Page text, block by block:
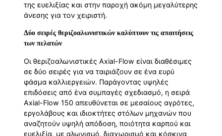
της ευελιξίας και στην παροχή ακόμη μεγαλύτερης
άνεσης για τον χειριστή.
Δύο σειρές θεριζοαλωνιστικών καλύπτουν τις απαιτήσεις
των πελατών
Οι θεριζοαλωνιστικές Axial-Flow είναι διαθέσιμες
σε δύο σειρές για να ταιριάζουν σε ένα ευρύ
φάσμα καλλιεργειών. Παράγοντας υψηλές
επιδόσεις από ένα συμπαγές σχεδιασμό, η σειρά
Axial-Flow 150 απευθύνεται σε μεσαίους αγρότες,
εργολάβους και ιδιοκτήτες στόλων μηχανών που
αναζητούν υψηλή απόδοση, ποιότητα καρπού και
ευελιξία, με αλωνισμό, διαχωρισμό και κόσκινα